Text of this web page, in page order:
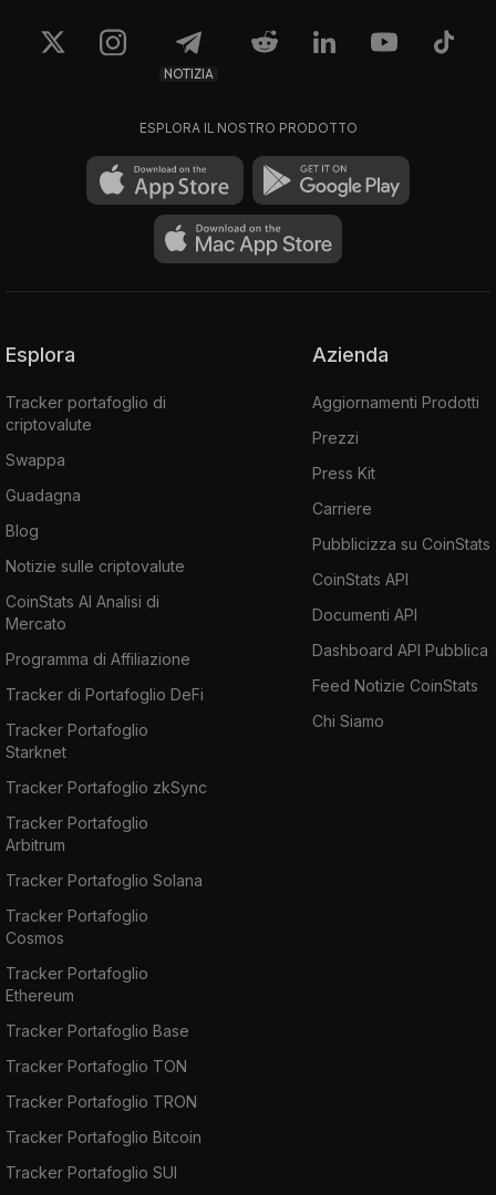
NOTIZIA
ESPLORA IL NOSTRO PRODOTTO
Esplora
Tracker portafoglio di
criptovalute
Swappa
Guadagna
Blog
Notizie sulle criptovalute
CoinStats AI Analisi di
Mercato
Programma di Affiliazione
Tracker di Portafoglio DeFi
Tracker Portafoglio
Starknet
Tracker Portafoglio zkSync
Tracker Portafoglio
Arbitrum
Tracker Portafoglio Solana
Tracker Portafoglio
Cosmos
Tracker Portafoglio
Ethereum
Tracker Portafoglio Base
Tracker Portafoglio TON
Tracker Portafoglio TRON
Tracker Portafoglio Bitcoin
Tracker Portafoglio SUI
Azienda
Aggiornamenti Prodotti
Prezzi
Press Kit
Carriere
Pubblicizza su CoinStats
CoinStats API
Documenti API
Dashboard API Pubblica
Feed Notizie CoinStats
Chi Siamo